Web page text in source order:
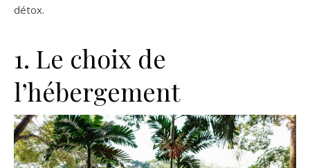
détox.
1. Le choix de
l’hébergement